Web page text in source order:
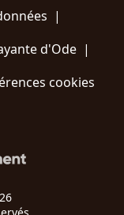
|
d'Ode |
cookies